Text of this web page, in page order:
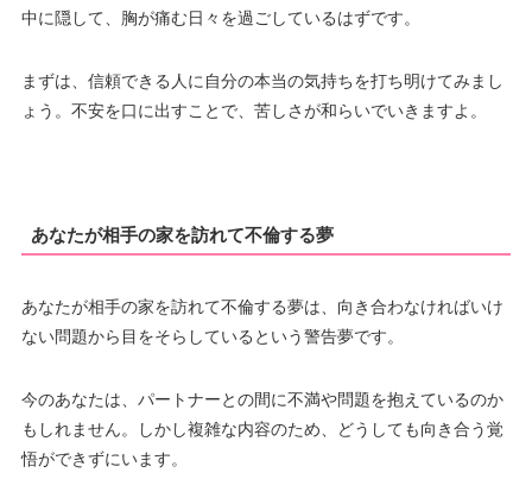
中に隠して、胸が痛む日々を過ごしているはずです。
まずは、信頼できる人に自分の本当の気持ちを打ち明けてみまし
ょう。不安を口に出すことで、苦しさが和らいでいきますよ。
あなたが相手の家を訪れて不倫する夢
あなたが相手の家を訪れて不倫する夢は、向き合わなければいけ
ない問題から目をそらしているという警告夢です。
今のあなたは、パートナーとの間に不満や問題を抱えているのか
もしれません。しかし複雑な内容のため、どうしても向き合う覚
悟ができずにいます。